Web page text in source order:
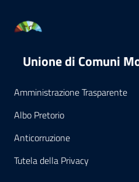
Unione di Comuni
Amministrazione Trasparente
Albo Pretorio
Anticorruzione
Tutela della Privacy